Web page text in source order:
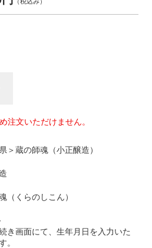
注文いただけません。
＞蔵の師魂（小正醸造）
（くらのしこん）
き画面にて、生年月日を入力いた
。